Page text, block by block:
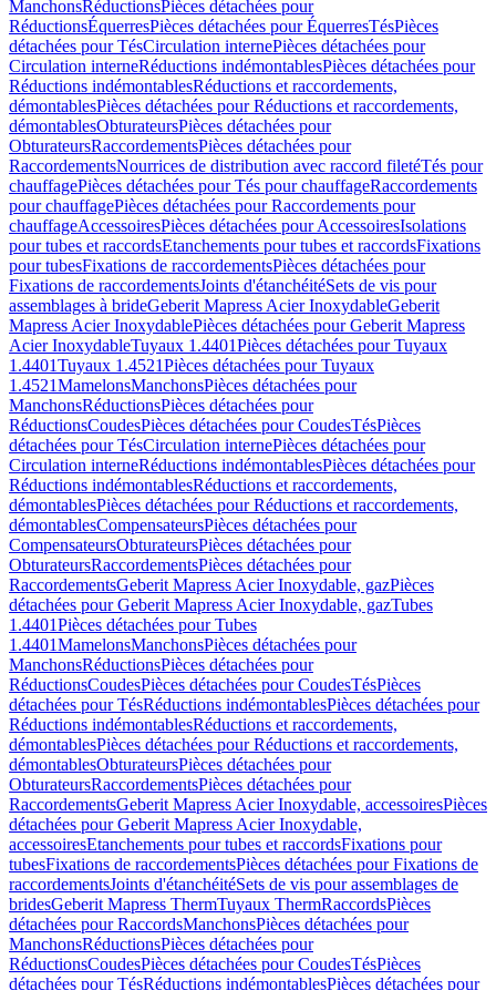
ManchonsRéductionsPièces détachées pour
RéductionsÉquerresPièces détachées pour ÉquerresTésPièces
détachées pour TésCirculation internePièces détachées pour
Circulation interneRéductions indémontablesPièces détachées pour
Réductions indémontablesRéductions et raccordements,
démontablesPièces détachées pour Réductions et raccordements,
démontablesObturateursPièces détachées pour
ObturateursRaccordementsPièces détachées pour
RaccordementsNourrices de distribution avec raccord filetéTés pour
chauffagePièces détachées pour Tés pour chauffageRaccordements
pour chauffagePièces détachées pour Raccordements pour
chauffageAccessoiresPièces détachées pour AccessoiresIsolations
pour tubes et raccordsEtanchements pour tubes et raccordsFixations
pour tubesFixations de raccordementsPièces détachées pour
Fixations de raccordementsJoints d'étanchéitéSets de vis pour
assemblages à brideGeberit Mapress Acier InoxydableGeberit
Mapress Acier InoxydablePièces détachées pour Geberit Mapress
Acier InoxydableTuyaux 1.4401Pièces détachées pour Tuyaux
1.4401Tuyaux 1.4521Pièces détachées pour Tuyaux
1.4521MamelonsManchonsPièces détachées pour
ManchonsRéductionsPièces détachées pour
RéductionsCoudesPièces détachées pour CoudesTésPièces
détachées pour TésCirculation internePièces détachées pour
Circulation interneRéductions indémontablesPièces détachées pour
Réductions indémontablesRéductions et raccordements,
démontablesPièces détachées pour Réductions et raccordements,
démontablesCompensateursPièces détachées pour
CompensateursObturateursPièces détachées pour
ObturateursRaccordementsPièces détachées pour
RaccordementsGeberit Mapress Acier Inoxydable, gazPièces
détachées pour Geberit Mapress Acier Inoxydable, gazTubes
1.4401Pièces détachées pour Tubes
1.4401MamelonsManchonsPièces détachées pour
ManchonsRéductionsPièces détachées pour
RéductionsCoudesPièces détachées pour CoudesTésPièces
détachées pour TésRéductions indémontablesPièces détachées pour
Réductions indémontablesRéductions et raccordements,
démontablesPièces détachées pour Réductions et raccordements,
démontablesObturateursPièces détachées pour
ObturateursRaccordementsPièces détachées pour
RaccordementsGeberit Mapress Acier Inoxydable, accessoiresPièces
détachées pour Geberit Mapress Acier Inoxydable,
accessoiresEtanchements pour tubes et raccordsFixations pour
tubesFixations de raccordementsPièces détachées pour Fixations de
raccordementsJoints d'étanchéitéSets de vis pour assemblages de
bridesGeberit Mapress ThermTuyaux ThermRaccordsPièces
détachées pour RaccordsManchonsPièces détachées pour
ManchonsRéductionsPièces détachées pour
RéductionsCoudesPièces détachées pour CoudesTésPièces
détachées pour TésRéductions indémontablesPièces détachées pour